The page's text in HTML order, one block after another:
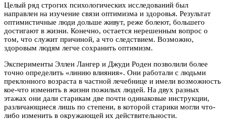
Целый ряд строгих психологических исследований был
направлен на изучение связи оптимизма и здоровья. Результат
оптимистичные люди дольше живут, реже болеют, большего
достигают в жизни. Конечно, остается нерешенным вопрос о
том, что служит причиной, а что следствием. Возможно,
здоровым людям легче сохранить оптимизм.
Эксперименты Эллен Лангер и Джуди Роден позволили более
точно определить «линию влияния». Они работали с людьми
преклонного возраста в частной лечебнице и имели возможность
кое-что изменить в жизни пожилых людей. На двух разных
этажах они дали старикам две почти одинаковые инструкции,
различающиеся лишь по степени, в которой старики могли что-
либо изменить в окружающей их действительности.